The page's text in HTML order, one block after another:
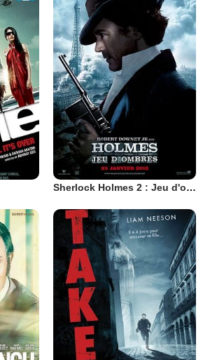
Sherlock Holmes 2 : Jeu d'ombres